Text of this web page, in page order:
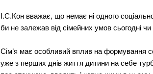
І.С.Кон вважає, що немає ні одного
би не залежав від сімейних умов сьогодні
Сім’я має особливий вплив на формування
уже з перших днів життя дитини на себе